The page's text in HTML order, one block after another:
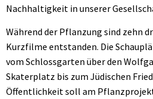
Nachhaltigkeit in unserer
Während der Pflanzung sind zehn
Kurzfilme entstanden. Die
vom Schlossgarten über den
Skaterplatz bis zum Jüdischen
Öffentlichkeit soll am